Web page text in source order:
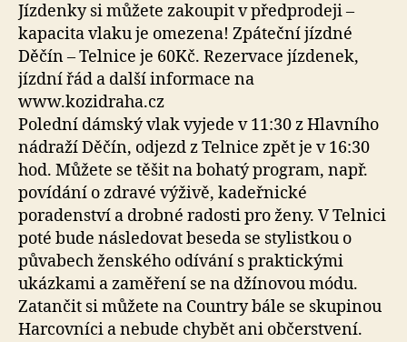
Jízdenky si můžete zakoupit v předprodeji –
kapacita vlaku je omezena! Zpáteční jízdné
Děčín – Telnice je 60Kč. Rezervace jízdenek,
jízdní řád a další informace na
www.kozidraha.cz
Polední dámský vlak vyjede v 11:30 z Hlavního
nádraží Děčín, odjezd z Telnice zpět je v 16:30
hod. Můžete se těšit na bohatý program, např.
povídání o zdravé výživě, kadeřnické
poradenství a drobné radosti pro ženy. V Telnici
poté bude následovat beseda se stylistkou o
půvabech ženského odívání s praktickými
ukázkami a zaměření se na džínovou módu.
Zatančit si můžete na Country bále se skupinou
Harcovníci a nebude chybět ani občerstvení.